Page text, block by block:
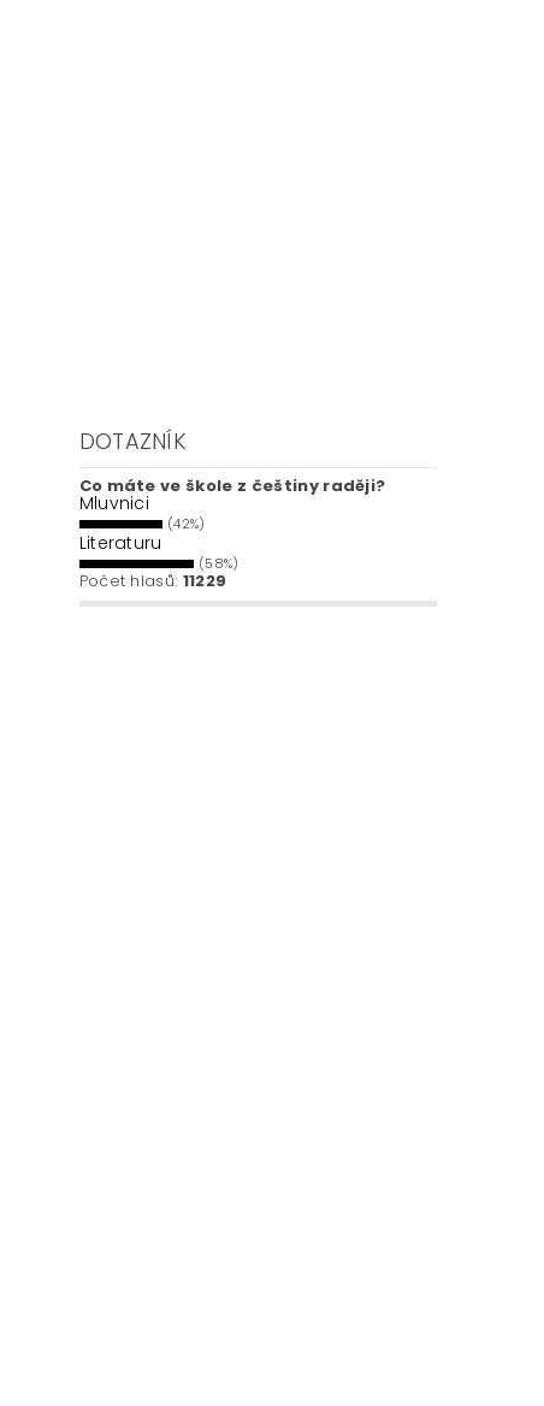
DOTAZNÍK
Co máte ve škole z češtiny raději?
Mluvnici
(42%)
Literaturu
(58%)
Počet hlasů: 11229